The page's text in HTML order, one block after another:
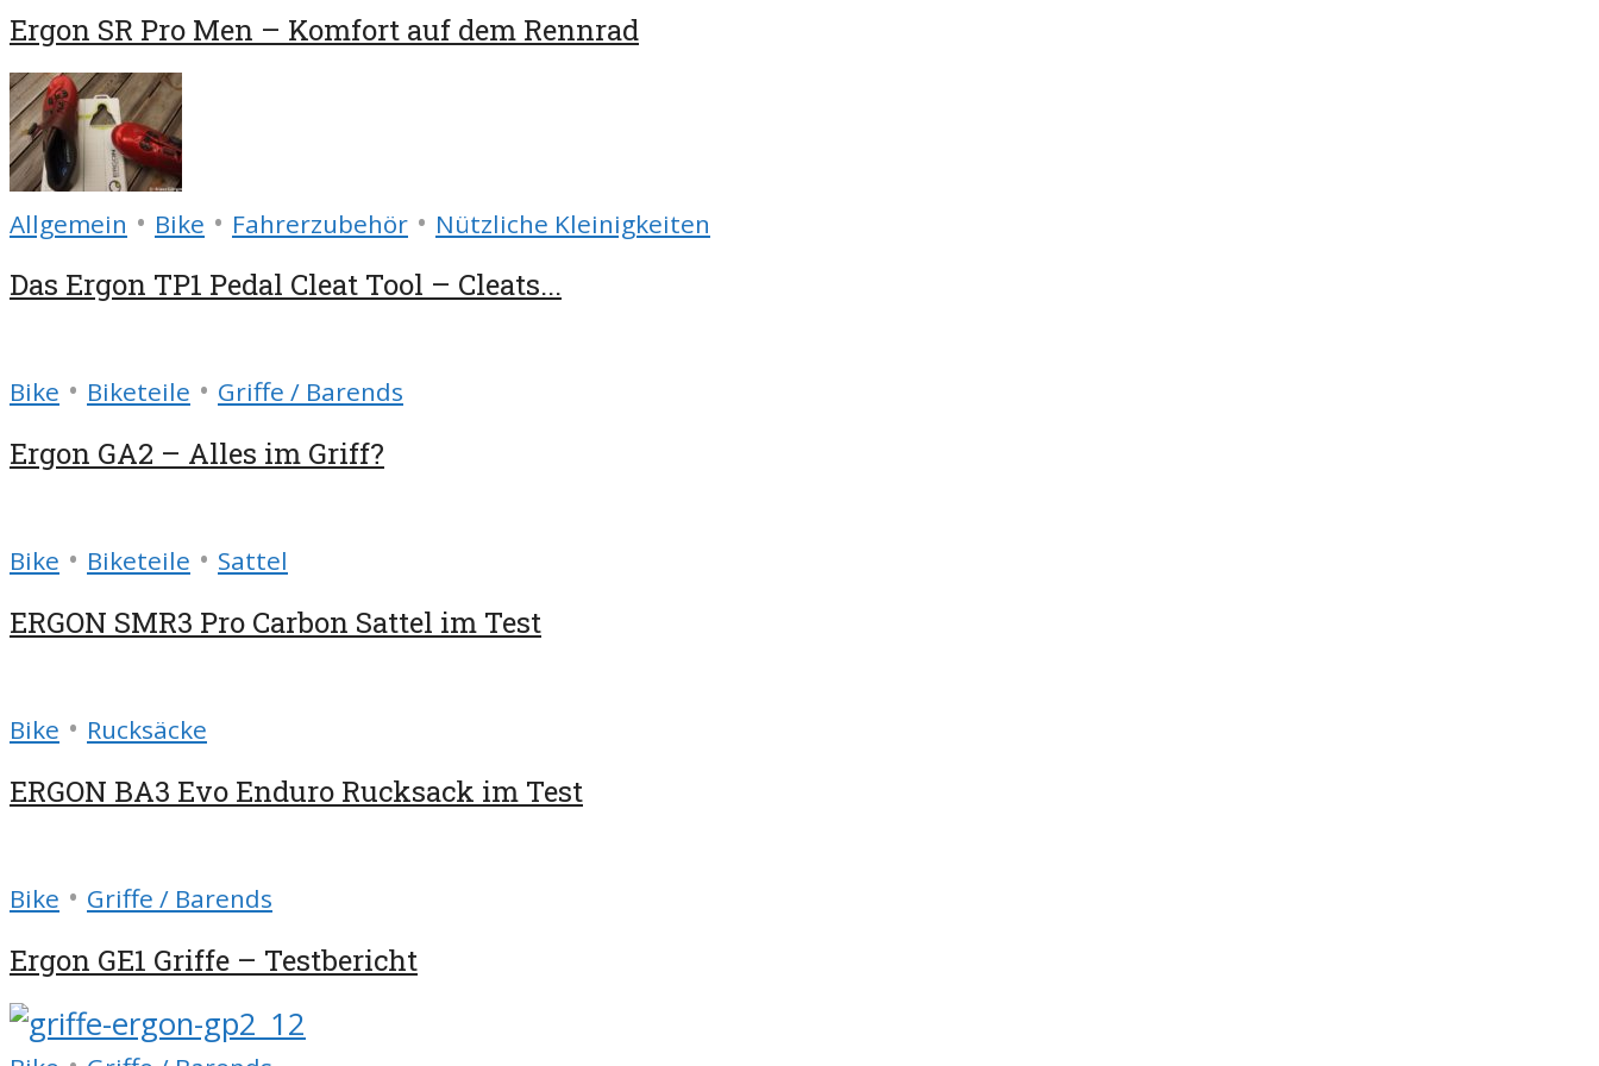
Ergon SR Pro Men – Komfort auf dem Rennrad
Allgemein • Bike • Fahrerzubehör • Nützliche Kleinigkeiten
Das Ergon TP1 Pedal Cleat Tool – Cleats...
Bike • Biketeile • Griffe / Barends
Ergon GA2 – Alles im Griff?
Bike • Biketeile • Sattel
ERGON SMR3 Pro Carbon Sattel im Test
Bike • Rucksäcke
ERGON BA3 Evo Enduro Rucksack im Test
Bike • Griffe / Barends
Ergon GE1 Griffe – Testbericht